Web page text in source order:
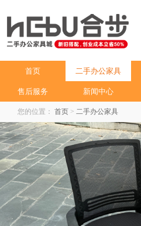
首页 二手办公家具
售后服务 新闻中心
您的位置： 首页 > 二手办公家具